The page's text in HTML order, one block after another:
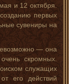
и 12 октября.
первых
сувениры на
— она
скромных.
служащих
его действий